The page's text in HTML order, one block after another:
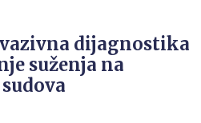
dijagnostika
suženja na